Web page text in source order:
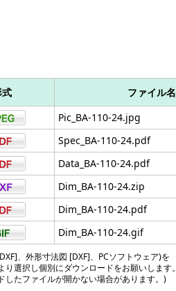
ファイル名
Pic_BA-110-24.jpg
Spec_BA-110-24.pdf
Data_BA-110-24.pdf
Dim_BA-110-24.zip
Dim_BA-110-24.pdf
Dim_BA-110-24.gif
、外形寸法図 [DXF]、PCソフトウェア)を
選択し個別にダウンロードをお願いします。
たファイルが開かない場合があります。)